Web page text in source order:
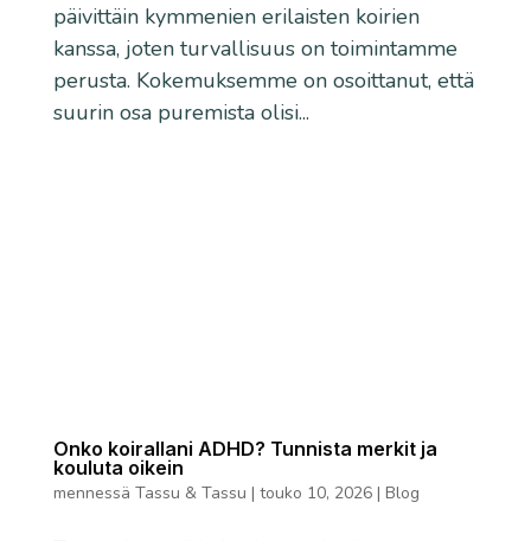
päivittäin kymmenien erilaisten koirien
kanssa, joten turvallisuus on toimintamme
perusta. Kokemuksemme on osoittanut, että
suurin osa puremista olisi...
Onko koirallani ADHD? Tunnista merkit ja
kouluta oikein
mennessä Tassu & Tassu | touko 10, 2026| Blog